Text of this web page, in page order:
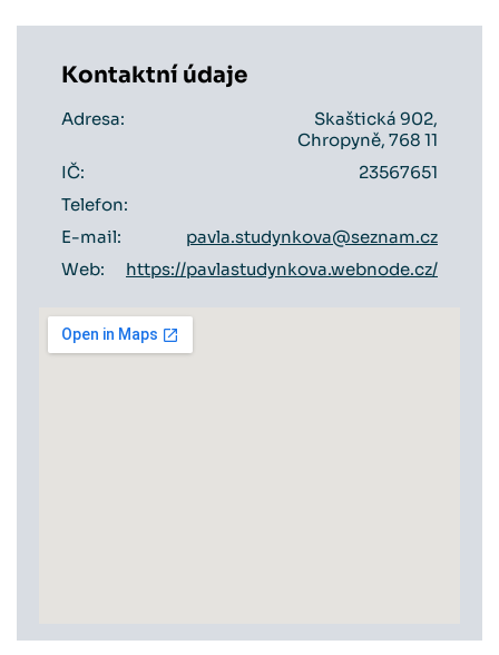
Kontaktní údaje
Adresa:
Skaštická 902,
Chropyně, 768 11
IČ:
23567651
Telefon:
E-mail:
pavla.studynkova@seznam.cz
Web:
https://pavlastudynkova.webnode.cz/